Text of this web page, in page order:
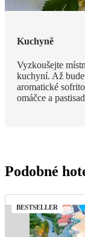
Kuchyně
Vyzkoušejte
kuchyní. Až
aromatické
omáčce a
Podobné
BESTSELLER